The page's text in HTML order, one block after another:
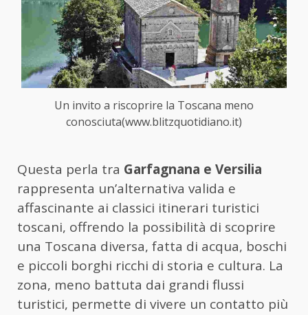
Un invito a riscoprire la Toscana meno
conosciuta(www.blitzquotidiano.it)
Questa perla tra Garfagnana e Versilia
rappresenta un’alternativa valida e
affascinante ai classici itinerari turistici
toscani, offrendo la possibilità di scoprire
una Toscana diversa, fatta di acqua, boschi
e piccoli borghi ricchi di storia e cultura. La
zona, meno battuta dai grandi flussi
turistici, permette di vivere un contatto più